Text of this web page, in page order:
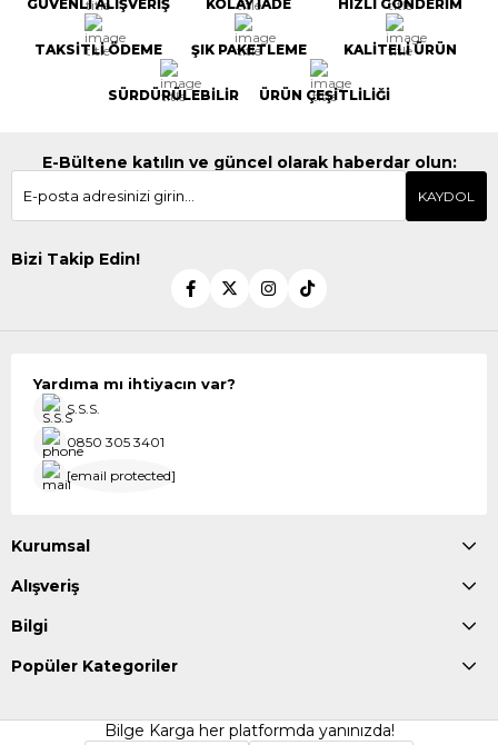
GÜVENLİ ALIŞVERİŞ KOLAY İADE HIZLI GÖNDERİM
TAKSİTLİ ÖDEME ŞIK PAKETLEME KALİTELİ ÜRÜN
SÜRDÜRÜLEBİLİR ÜRÜN ÇEŞİTLİLİĞİ
E-Bültene katılın ve güncel olarak haberdar olun:
KAYDOL
Bizi Takip Edin!
Yardıma mı ihtiyacın var?
S.S.S.
0850 305 3401
[email protected]
Kurumsal
Alışveriş
Bilgi
Popüler Kategoriler
Bilge Karga her platformda yanınızda!